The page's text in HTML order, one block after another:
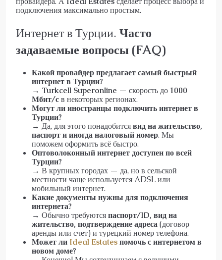
подключения максимально простым.
Интернет в Турции. Часто
задаваемые вопросы (FAQ)
Какой провайдер предлагает самый быстрый
интернет в Турции?
→ Turkcell Superonline — скорость до 1000
Мбит/св некоторых регионах.
Могут ли иностранцы подключить интернет в
Турции?
→ Да, для этого понадобитсявид на жительство,
паспорт и иногда налоговый номер. Мы
поможем оформить всё быстро.
Оптоволоконный интернет доступен по всей
Турции?
→ В крупных городах — да, но в сельской
местности чаще используется ADSL или
мобильный интернет.
Какие документы нужны для подключения
интернета?
→ Обычно требуютсяпаспорт/ID, вид на
жительство, подтверждение адреса(договор
аренды или счет) и турецкий номер телефона.
Может ли Ideal Estatesпомочь с интернетом в
новом доме?